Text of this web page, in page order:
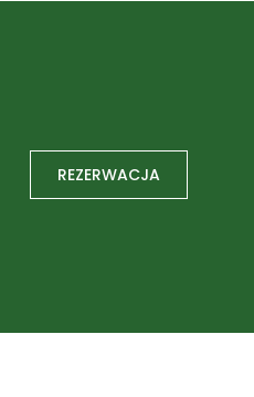
REZERWACJA